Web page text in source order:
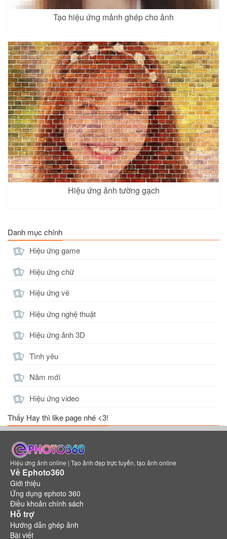
Tạo hiệu ứng mảnh ghép cho ảnh
Hiệu ứng ảnh tường gạch
Danh mục chính
Hiệu ứng game
Hiệu ứng chữ
Hiệu ứng vẽ
Hiệu ứng nghệ thuật
Hiệu ứng ảnh 3D
Tình yêu
Năm mới
Hiệu ứng video
Thấy Hay thì like page nhé <3!
Hiệu ứng ảnh online | Tạo ảnh đẹp trực tuyến, tạo ảnh online
Về Ephoto360
Giới thiệu
Ứng dụng ephoto 360
Điều khoản chính sách
Hỗ trợ
Hướng dẫn ghép ảnh
Bài viết